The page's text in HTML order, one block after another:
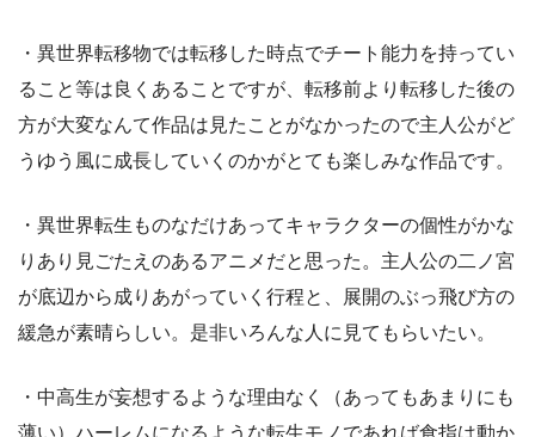
・異世界転移物では転移した時点でチート能力を持ってい
ること等は良くあることですが、転移前より転移した後の
方が大変なんて作品は見たことがなかったので主人公がど
うゆう風に成長していくのかがとても楽しみな作品です。
・異世界転生ものなだけあってキャラクターの個性がかな
りあり見ごたえのあるアニメだと思った。主人公の二ノ宮
が底辺から成りあがっていく行程と、展開のぶっ飛び方の
緩急が素晴らしい。是非いろんな人に見てもらいたい。
・中高生が妄想するような理由なく（あってもあまりにも
薄い）ハーレムになるような転生モノであれば食指は動か